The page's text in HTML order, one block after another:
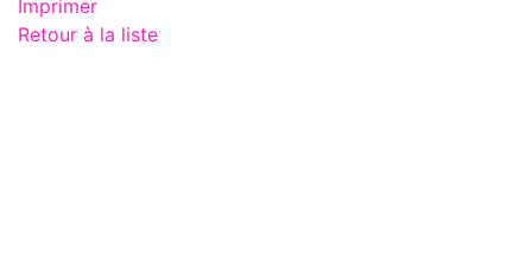
Imprimer
Retour à la liste